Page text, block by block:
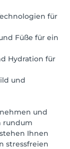
für
Füße für ein
Hydration für
und
und
rundum
Ihnen
stressfreien